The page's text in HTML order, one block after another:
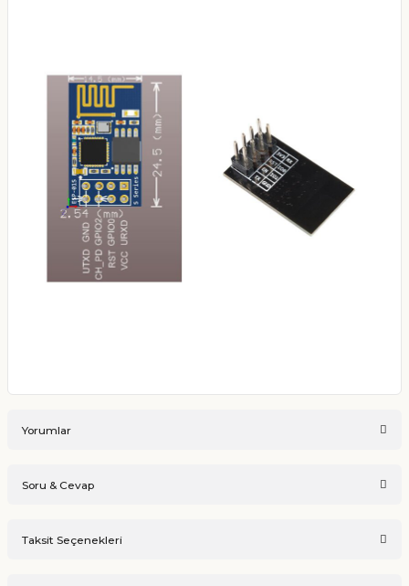
Yorumlar
Soru & Cevap
Taksit Seçenekleri